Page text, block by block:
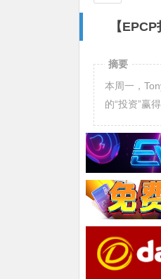
【
摘要
本周一，
的“投资”赢